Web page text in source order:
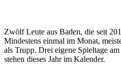
Zwölf Leute aus Baden, die seit
Mindestens einmal im Monat,
als Trupp. Drei eigene Spieltage
stehen dieses Jahr im Kalender.